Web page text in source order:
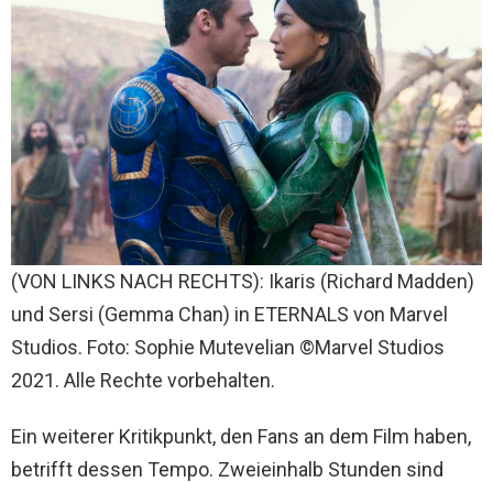
(VON LINKS NACH RECHTS): Ikaris (Richard Madden)
und Sersi (Gemma Chan) in ETERNALS von Marvel
Studios. Foto: Sophie Mutevelian ©Marvel Studios
2021. Alle Rechte vorbehalten.
Ein weiterer Kritikpunkt, den Fans an dem Film haben,
betrifft dessen Tempo. Zweieinhalb Stunden sind